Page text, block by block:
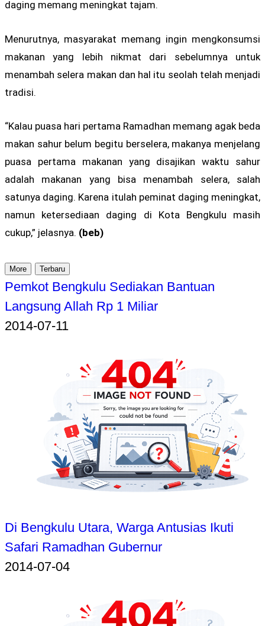
daging memang meningkat tajam.
Menurutnya, masyarakat memang ingin mengkonsumsi
makanan yang lebih nikmat dari sebelumnya untuk
menambah selera makan dan hal itu seolah telah menjadi
tradisi.
“Kalau puasa hari pertama Ramadhan memang agak beda
makan sahur belum begitu berselera, makanya menjelang
puasa pertama makanan yang disajikan waktu sahur
adalah makanan yang bisa menambah selera, salah
satunya daging. Karena itulah peminat daging meningkat,
namun ketersediaan daging di Kota Bengkulu masih
cukup,” jelasnya. (beb)
More Terbaru
Pemkot Bengkulu Sediakan Bantuan
Langsung Allah Rp 1 Miliar
2014-07-11
Di Bengkulu Utara, Warga Antusias Ikuti
Safari Ramadhan Gubernur
2014-07-04